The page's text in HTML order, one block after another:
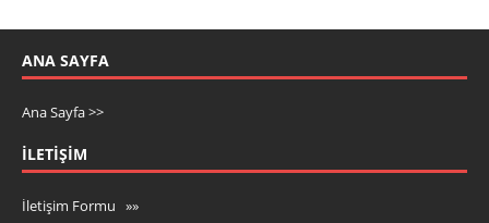
ANA SAYFA
Ana Sayfa >>
İLETIŞIM
İletişim Formu »»